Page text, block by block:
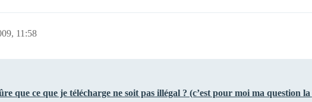
11:58
que ce que je télécharge ne soit pas illégal ? (c’est pour moi ma question